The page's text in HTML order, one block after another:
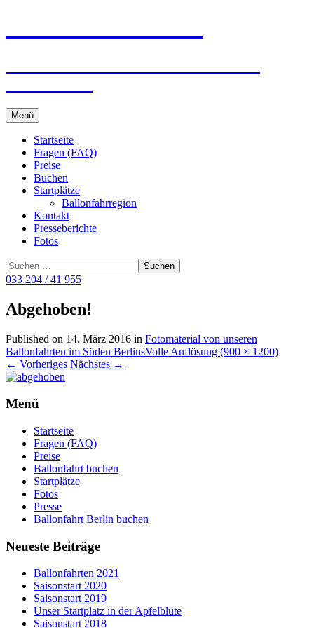
Menü Zum
Inhalt
springen
Startseite
Fragen (FAQ)
Preise
Buchen
Startplätze
Ballonfahrregion
Kontakt
Presseberichte
Fotos
Suchen
nach:
033 204 / 41 955
Abgehoben!
Published on 14. März 2016 in Fotomaterial von unseren
Ballonfahrten im Süden BerlinsVolle Auflösung (900 × 1200)
← Vorheriges Nächstes →
Menü
Startseite
Fragen (FAQ)
Preise
Ballonfahrt buchen
Startplätze
Fotos
Presse
Ballonfahrt Berlin buchen
Neueste Beiträge
Ballonfahrten 2021
Saisonstart 2020
Saisonstart 2019
Unser Startplatz in der Apfelblüte
Saisonstart 2018